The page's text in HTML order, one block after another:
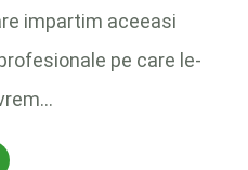
impartim aceeasi
pe care le-